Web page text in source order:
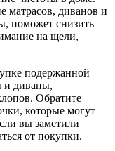
матрасов, диванов и
поможет снизить
на щели,
подержанной
и диваны,
Обратите
которые могут
вы заметили
от покупки.